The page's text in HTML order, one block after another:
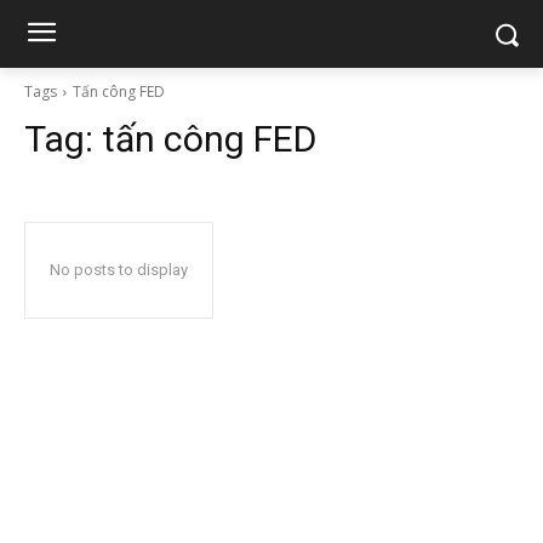
Tags Tấn công FED
Tag: tấn công FED
No posts to display